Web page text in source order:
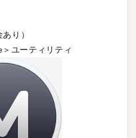
り）
ユーティリティ